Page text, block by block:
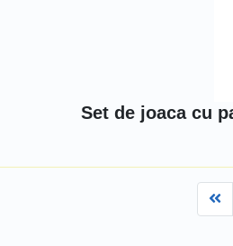
Set de joaca cu